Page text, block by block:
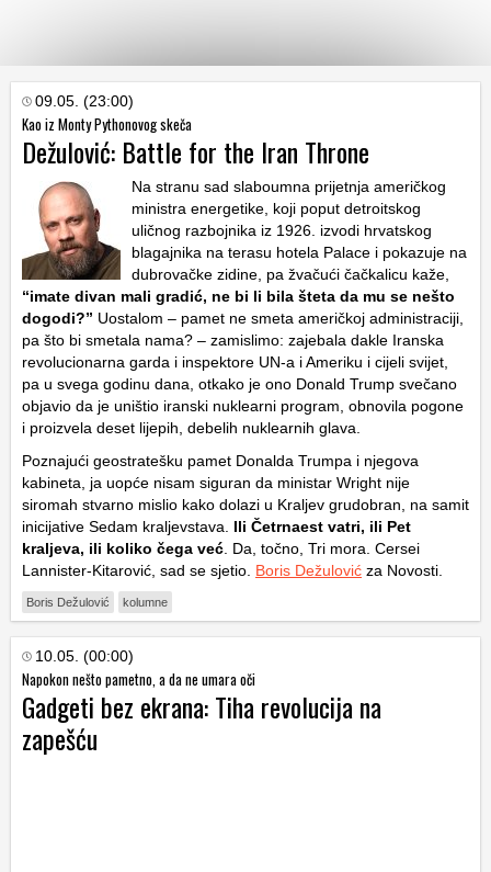
KATEGORIJE
HRVATSKI
09.05. (23:00)
Kao iz Monty Pythonovog skeča
Dežulović: Battle for the Iran Throne
Na stranu sad slaboumna prijetnja američkog
ministra energetike, koji poput detroitskog
uličnog razbojnika iz 1926. izvodi hrvatskog
blagajnika na terasu hotela Palace i pokazuje na
dubrovačke zidine, pa žvačući čačkalicu kaže,
“imate divan mali gradić, ne bi li bila šteta da mu se nešto
dogodi?” Uostalom – pamet ne smeta američkoj administraciji,
pa što bi smetala nama? – zamislimo: zajebala dakle Iranska
revolucionarna garda i inspektore UN-a i Ameriku i cijeli svijet,
pa u svega godinu dana, otkako je ono Donald Trump svečano
objavio da je uništio iranski nuklearni program, obnovila pogone
i proizvela deset lijepih, debelih nuklearnih glava.
Poznajući geostratešku pamet Donalda Trumpa i njegova
kabineta, ja uopće nisam siguran da ministar Wright nije
siromah stvarno mislio kako dolazi u Kraljev grudobran, na samit
inicijative Sedam kraljevstava.
Ili Četrnaest vatri, ili Pet
kraljeva, ili koliko čega već . Da, točno, Tri mora. Cersei
Lannister-Kitarović, sad se sjetio. Boris Dežulović za Novosti.
Boris Dežulović kolumne
10.05. (00:00)
Napokon nešto pametno, a da ne umara oči
Gadgeti bez ekrana: Tiha revolucija na
zapešću